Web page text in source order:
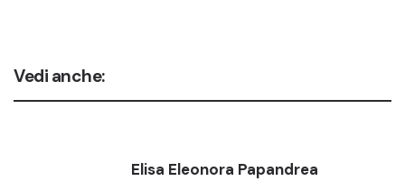
Vedi anche:
Elisa Eleonora Papandrea